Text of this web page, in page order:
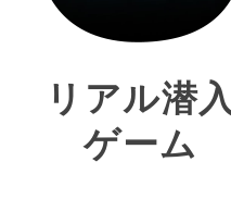
リアル潜入
ゲーム